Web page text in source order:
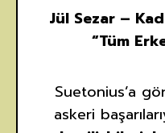
Jül Sezar –
“Tüm
Suetonius’a
askeri